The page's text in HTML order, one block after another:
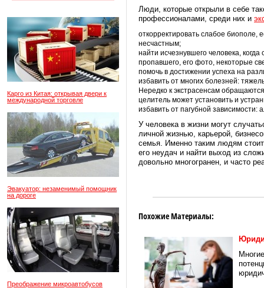
Карго из Китая: открывая двери к
международной торговле
Эвакуатор: незаменимый помощник
на дороге
Преображение микроавтобусов
Люди, которые открыли в себе
профессионалами, среди них и
откорректировать слабое биополе,
несчастным;
найти исчезнувшего человека,
пропавшего, его фото, некоторые
помочь в достижении успеха на
избавить от многих болезней:
Нередко к экстрасенсам
целитель может установить и
избавить от пагубной зависимости:
У человека в жизни могут
личной жизнью, карьерой,
семья. Именно таким людям стоит
его неудач и найти выход из
довольно многогранен, и часто
Похожие Материалы: